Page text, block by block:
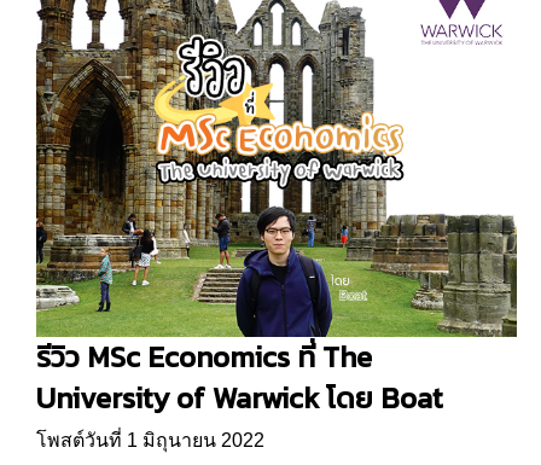
รีวิว MSc Economics ที่ The
University of Warwick โดย Boat
โพสต์วันที่ 1 มิถุนายน 2022